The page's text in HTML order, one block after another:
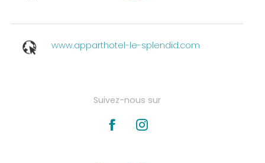
www.apparthotel-le-splendid.com
Suivez-nous sur